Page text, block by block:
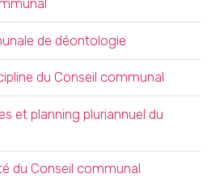
de déontologie
du Conseil communal
et planning pluriannuel du
du Conseil communal